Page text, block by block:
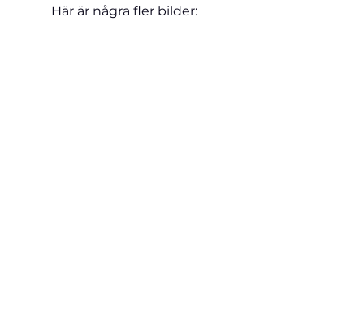
Här är några fler bilder: